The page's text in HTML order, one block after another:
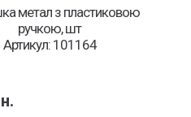
метал з пластиковою
ручкою, шт
Артикул: 101164